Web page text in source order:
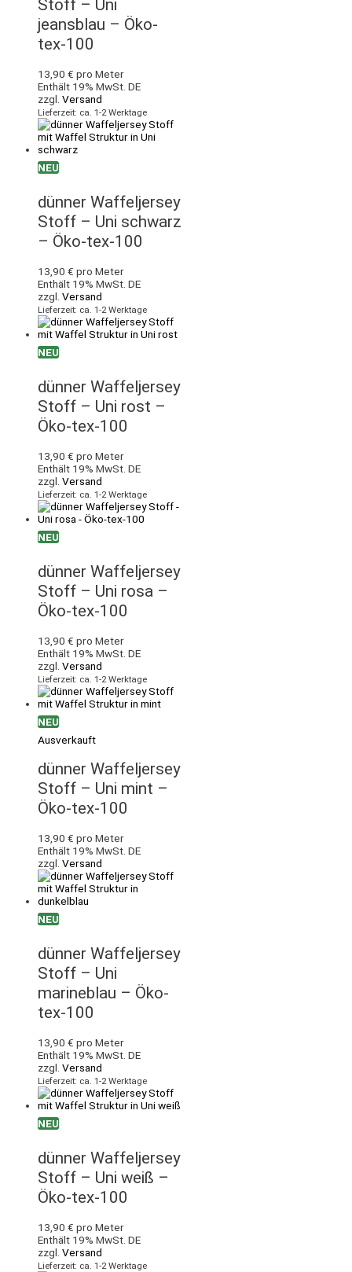
Stoff – Uni
jeansblau – Öko-
tex-100
13,90 € pro Meter
Enthält 19% MwSt. DE
zzgl. Versand
Lieferzeit: ca. 1-2 Werktage
NEU
dünner Waffeljersey
Stoff – Uni schwarz
– Öko-tex-100
13,90 € pro Meter
Enthält 19% MwSt. DE
zzgl. Versand
Lieferzeit: ca. 1-2 Werktage
NEU
dünner Waffeljersey
Stoff – Uni rost –
Öko-tex-100
13,90 € pro Meter
Enthält 19% MwSt. DE
zzgl. Versand
Lieferzeit: ca. 1-2 Werktage
NEU
dünner Waffeljersey
Stoff – Uni rosa –
Öko-tex-100
13,90 € pro Meter
Enthält 19% MwSt. DE
zzgl. Versand
Lieferzeit: ca. 1-2 Werktage
NEU
Ausverkauft
dünner Waffeljersey
Stoff – Uni mint –
Öko-tex-100
13,90 € pro Meter
Enthält 19% MwSt. DE
zzgl. Versand
NEU
dünner Waffeljersey
Stoff – Uni
marineblau – Öko-
tex-100
13,90 € pro Meter
Enthält 19% MwSt. DE
zzgl. Versand
Lieferzeit: ca. 1-2 Werktage
NEU
dünner Waffeljersey
Stoff – Uni weiß –
Öko-tex-100
13,90 € pro Meter
Enthält 19% MwSt. DE
zzgl. Versand
Lieferzeit: ca. 1-2 Werktage